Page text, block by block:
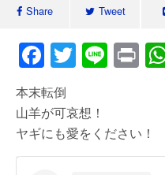
Share Tweet
F
a
c
e
b
T
wi
tt
er
Li
n
Pr
in
本末転倒
山羊が可哀想！
ヤギにも愛をください！